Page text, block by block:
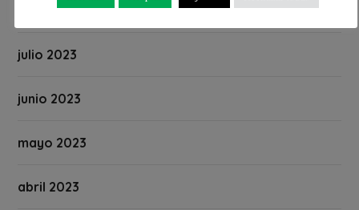
agosto 2023
julio 2023
junio 2023
mayo 2023
abril 2023